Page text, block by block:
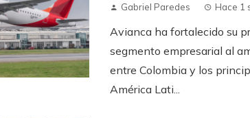
Gabriel Paredes Hace 1
Avianca ha fortalecido su
segmento empresarial al
entre Colombia y los
América Lati...